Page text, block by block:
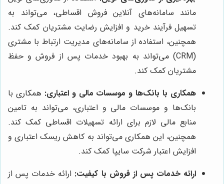
مانند سامانه‌های آنلاین فروش اقساطی، می‌تواند به
تسهیل فرآیند خرید و افزایش رضایت مشتریان کمک کند.
همچنین، استفاده از سامانه‌های مدیریت ارتباط با مشتری
(CRM) می‌تواند به بهبود خدمات پس از فروش و حفظ
مشتریان کمک کند.
همکاری با بانک‌ها و موسسات مالی و اعتباری: همکاری با
بانک‌ها و موسسات مالی و اعتباری، می‌تواند به تامین
منابع مالی لازم برای ارائه تسهیلات اقساطی کمک کند.
همچنین، این همکاری می‌تواند به کاهش ریسک اعتباری و
افزایش اعتبار شرکت سایپا کمک کند.
ارائه خدمات پس از فروش با کیفیت: ارائه خدمات پس از